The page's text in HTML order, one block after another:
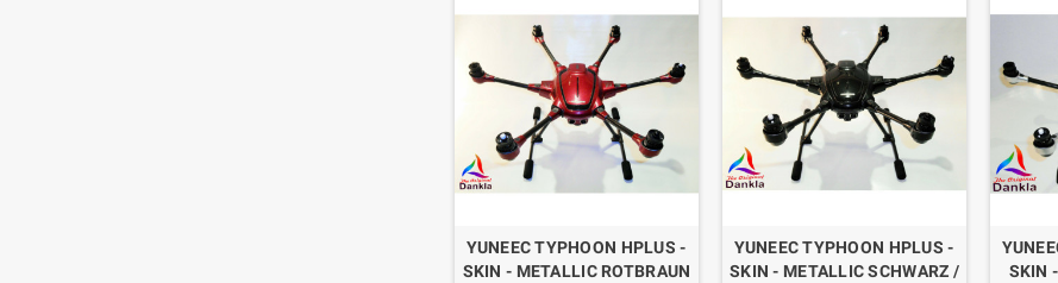
YUNEEC TYPHOON HPLUS -
SKIN - METALLIC ROTBRAUN
YUNEEC TYPHOON HPLUS -
SKIN - METALLIC SCHWARZ /
SKIN